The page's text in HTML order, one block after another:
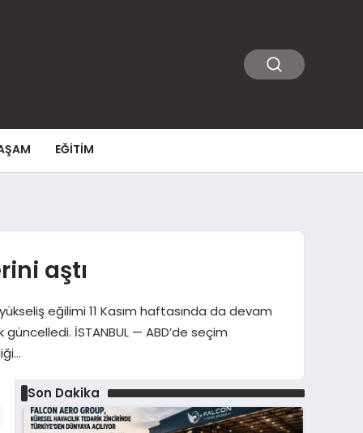
EĞITIM
aştı
eğilimi 11 Kasım haftasında da devam
İSTANBUL — ABD’de seçim
Son Dakika